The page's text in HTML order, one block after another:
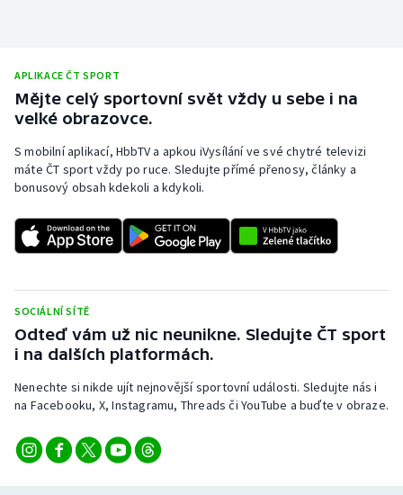
Ragby
Rychlobruslení
Rychlostní kanoistika
Short track
Sportovní střelba
Triatlon
Vodní slalom
Volejbal
APLIKACE ČT SPORT
Mějte celý sportovní svět vždy u sebe i na
velké obrazovce.
S mobilní aplikací, HbbTV a apkou iVysílání ve své chytré televizi
máte ČT sport vždy po ruce. Sledujte přímé přenosy, články a
bonusový obsah kdekoli a kdykoli.
SOCIÁLNÍ SÍTĚ
Odteď vám už nic neunikne. Sledujte ČT sport
i na dalších platformách.
Nenechte si nikde ujít nejnovější sportovní události. Sledujte nás i
na Facebooku, X, Instagramu, Threads či YouTube a buďte v obraze.